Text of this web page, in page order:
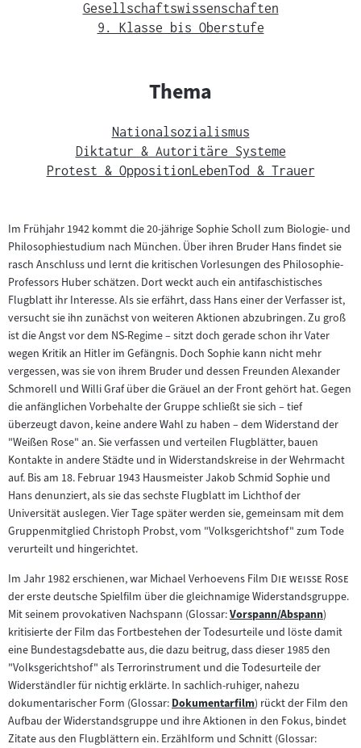
Gesellschaftswissenschaften
9. Klasse bis Oberstufe
Thema
Nationalsozialismus
Diktatur & Autoritäre Systeme
Protest & Opposition LebenTod & Trauer
Im Frühjahr 1942 kommt die 20-jährige Sophie Scholl zum Biologie- und
Philosophiestudium nach München. Über ihren Bruder Hans findet sie
rasch Anschluss und lernt die kritischen Vorlesungen des Philosophie-
Professors Huber schätzen. Dort weckt auch ein antifaschistisches
Flugblatt ihr Interesse. Als sie erfährt, dass Hans einer der Verfasser ist,
versucht sie ihn zunächst von weiteren Aktionen abzubringen. Zu groß
ist die Angst vor dem NS-Regime – sitzt doch gerade schon ihr Vater
wegen Kritik an Hitler im Gefängnis. Doch Sophie kann nicht mehr
vergessen, was sie von ihrem Bruder und dessen Freunden Alexander
Schmorell und Willi Graf über die Gräuel an der Front gehört hat. Gegen
die anfänglichen Vorbehalte der Gruppe schließt sie sich – tief
überzeugt davon, keine andere Wahl zu haben – dem Widerstand der
"Weißen Rose" an. Sie verfassen und verteilen Flugblätter, bauen
Kontakte in andere Städte und in Widerstandskreise in der Wehrmacht
auf. Bis am 18. Februar 1943 Hausmeister Jakob Schmid Sophie und
Hans denunziert, als sie das sechste Flugblatt im Lichthof der
Universität auslegen. Vier Tage später werden sie, gemeinsam mit dem
Gruppenmitglied Christoph Probst, vom "Volksgerichtshof" zum Tode
verurteilt und hingerichtet.
Im Jahr 1982 erschienen, war Michael Verhoevens Film "Die weiße Rose
der erste deutsche Spielfilm über die gleichnamige Widerstandsgruppe.
Mit seinem provokativen Nachspann (Glossar:Zum
Inhalt:
Vorspann/Abspann)
kritisierte der Film das Fortbestehen der Todesurteile und löste damit
eine Bundestagsdebatte aus, die dazu beitrug, dass dieser 1985 den
"Volksgerichtshof" als Terrorinstrument und die Todesurteile der
Widerständler für nichtig erklärte. In sachlich-ruhiger, nahezu
dokumentarischer Form (Glossar:Zum
Inhalt:
Dokumentarfilm) rückt der Film den
Aufbau der Widerstandsgruppe und ihre Aktionen in den Fokus, bindet
Zitate aus den Flugblättern ein. Erzählform und Schnitt (Glossar: